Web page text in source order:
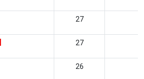
27
27
26